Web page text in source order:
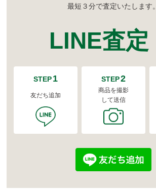
最短３分で査定いたします。
LINE査定
STEP1
友だち追加
STEP2
商品を撮影
して送信